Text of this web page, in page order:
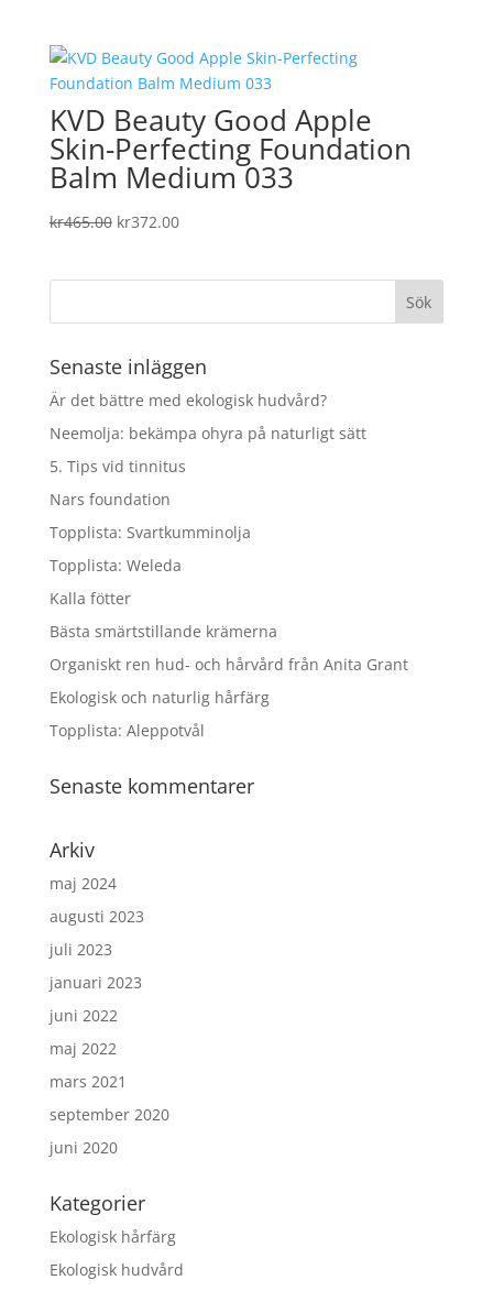
var:
kr359.00.
är:
kr287.20.
KVD Beauty Good Apple
Skin-Perfecting Foundation
Balm Medium 033
kr465.00 Det
kr465.00.
kr372.00Det
kr372.00.
Senaste inläggen
Är det bättre med ekologisk hudvård?
Neemolja: bekämpa ohyra på naturligt sätt
5. Tips vid tinnitus
Nars foundation
Topplista: Svartkumminolja
Topplista: Weleda
Kalla fötter
Bästa smärtstillande krämerna
Organiskt ren hud- och hårvård från Anita Grant
Ekologisk och naturlig hårfärg
Topplista: Aleppotvål
Senaste kommentarer
Arkiv
maj 2024
augusti 2023
juli 2023
januari 2023
juni 2022
maj 2022
mars 2021
september 2020
juni 2020
Kategorier
Ekologisk hårfärg
Ekologisk hudvård